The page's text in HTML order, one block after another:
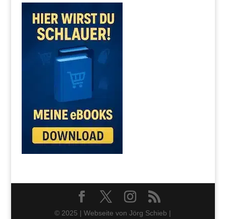
© 2025 | Webseite von Jörg Schieb |